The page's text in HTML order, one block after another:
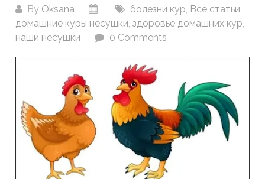
By Oksana болезни кур Все статьи
домашние куры несушки ,здоровье домашних кур
наши несушки
0 Comments